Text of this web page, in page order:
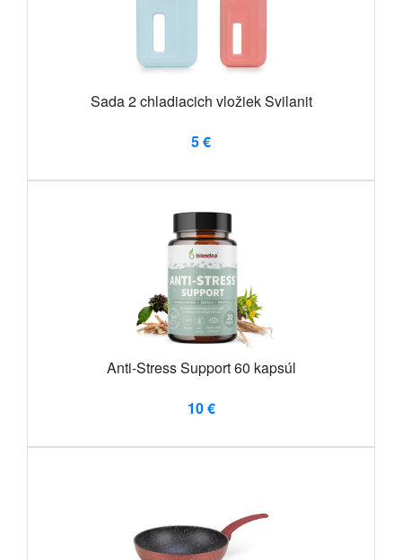
Sada 2 chladiacich vložiek Svilanit
5 €
Anti-Stress Support 60 kapsúl
10 €